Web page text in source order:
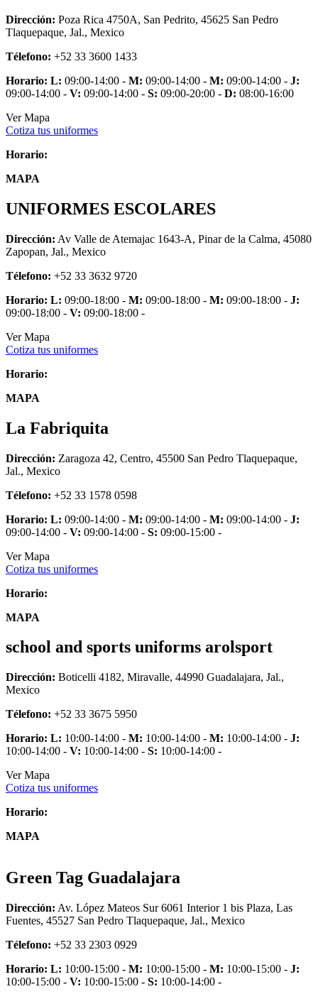
Dirección: Poza Rica 4750A, San Pedrito, 45625 San Pedro
Tlaquepaque, Jal., Mexico
Télefono: +52 33 3600 1433
Horario: L: 09:00-14:00 - M: 09:00-14:00 - M: 09:00-14:00 - J:
09:00-14:00 - V: 09:00-14:00 - S: 09:00-20:00 - D: 08:00-16:00
Ver Mapa
Cotiza tus uniformes
Horario:
MAPA
UNIFORMES ESCOLARES
Dirección: Av Valle de Atemajac 1643-A, Pinar de la Calma, 45080
Zapopan, Jal., Mexico
Télefono: +52 33 3632 9720
Horario: L: 09:00-18:00 - M: 09:00-18:00 - M: 09:00-18:00 - J:
09:00-18:00 - V: 09:00-18:00 -
Ver Mapa
Cotiza tus uniformes
Horario:
MAPA
La Fabriquita
Dirección: Zaragoza 42, Centro, 45500 San Pedro Tlaquepaque,
Jal., Mexico
Télefono: +52 33 1578 0598
Horario: L: 09:00-14:00 - M: 09:00-14:00 - M: 09:00-14:00 - J:
09:00-14:00 - V: 09:00-14:00 - S: 09:00-15:00 -
Ver Mapa
Cotiza tus uniformes
Horario:
MAPA
school and sports uniforms arolsport
Dirección: Boticelli 4182, Miravalle, 44990 Guadalajara, Jal.,
Mexico
Télefono: +52 33 3675 5950
Horario: L: 10:00-14:00 - M: 10:00-14:00 - M: 10:00-14:00 - J:
10:00-14:00 - V: 10:00-14:00 - S: 10:00-14:00 -
Ver Mapa
Cotiza tus uniformes
Horario:
MAPA
Green Tag Guadalajara
Dirección: Av. López Mateos Sur 6061 Interior 1 bis Plaza, Las
Fuentes, 45527 San Pedro Tlaquepaque, Jal., Mexico
Télefono: +52 33 2303 0929
Horario: L: 10:00-15:00 - M: 10:00-15:00 - M: 10:00-15:00 - J:
10:00-15:00 - V: 10:00-15:00 - S: 10:00-14:00 -